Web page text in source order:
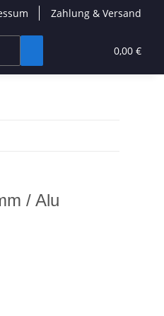
Zahlung & Versand
0,00 €
Modulare
/ Alu